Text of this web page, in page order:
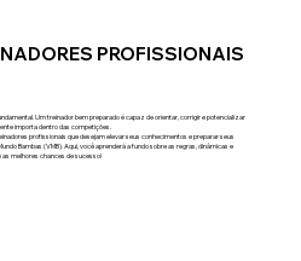
PROFISSIONAIS
Um treinador bem preparado é capaz de orientar, corrigir e potencializar
importa dentro das competições.
profissionais que desejam elevar seus conhecimentos e preparar seus
Bambas (VMB). Aqui, você aprenderá a fundo sobre as regras, dinâmicas e
melhores chances de sucesso!